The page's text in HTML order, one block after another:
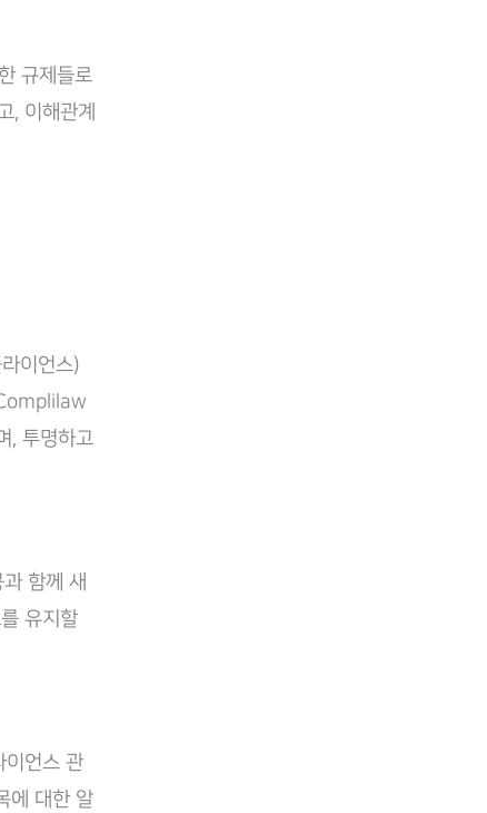
규제들로
, 이해관계
이언스)
, 투명하고
함께 새
유지할
이언스 관
에 대한 알